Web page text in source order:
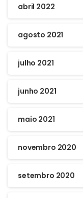
abril 2022
agosto 2021
julho 2021
junho 2021
maio 2021
novembro 2020
setembro 2020